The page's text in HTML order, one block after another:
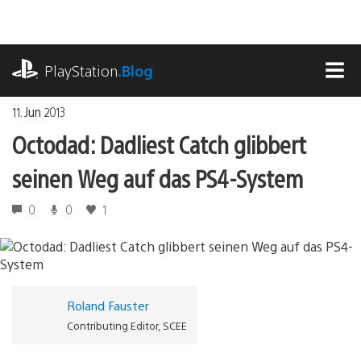
springen
PlayStation.Blog
11. Jun 2013
Octodad: Dadliest Catch glibbert
seinen Weg auf das PS4-System
0 0 1
Roland Fauster
Contributing Editor, SCEE